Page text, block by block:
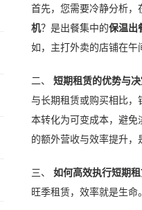
首先，您需要冷静分析
机？是出餐集中的保温出
如，主打外卖的店铺在午
二、 短期租赁的优势与
与长期租赁或购买相比，
本转化为可变成本，避免
的额外营收与效率提升
三、 如何高效执行短期租
旺季租赁，效率就是生命